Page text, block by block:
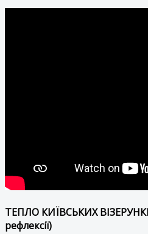
ТЕПЛО КИЇВСЬКИХ
рефлексії)